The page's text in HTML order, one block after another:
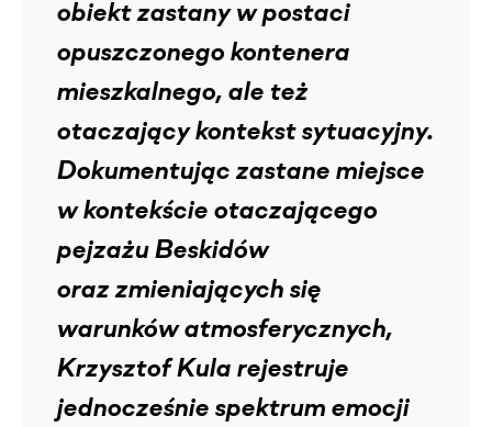
obiekt zastany w postaci
opuszczonego kontenera
mieszkalnego, ale też
otaczający kontekst sytuacyjny.
Dokumentując zastane miejsce
w kontekście otaczającego
pejzażu Beskidów
oraz zmieniających się
warunków atmosferycznych,
Krzysztof Kula rejestruje
jednocześnie spektrum emocji